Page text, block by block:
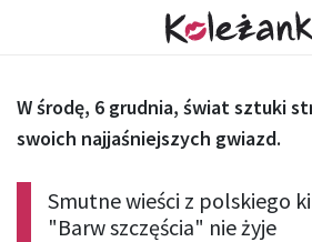
Smutne wieści z polskiego
"Barw szczęścia" nie żyje
W środę, 6 grudnia, świat sztuki
swoich najjaśniejszych gwiazd.